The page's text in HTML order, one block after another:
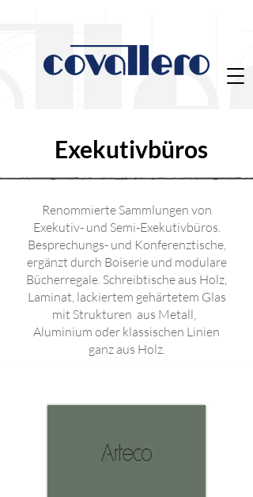
Exekutivbüros
Renommierte Sammlungen von
Exekutiv- und Semi-Exekutivbüros.
Besprechungs- und Konferenztische,
ergänzt durch Boiserie und modulare
Bücherregale. Schreibtische aus Holz,
Laminat, lackiertem gehärtetem Glas
mit Strukturen aus Metall,
Aluminium oder klassischen Linien
ganz aus Holz.